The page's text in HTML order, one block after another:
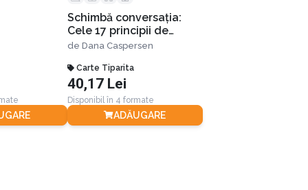
Schimbă conversația:
Cele 17 principii de
rezolvare a unui conflict
de Dana Caspersen
Carte Tiparita
40,17 Lei
Disponibil în 4 formate
ADĂUGARE